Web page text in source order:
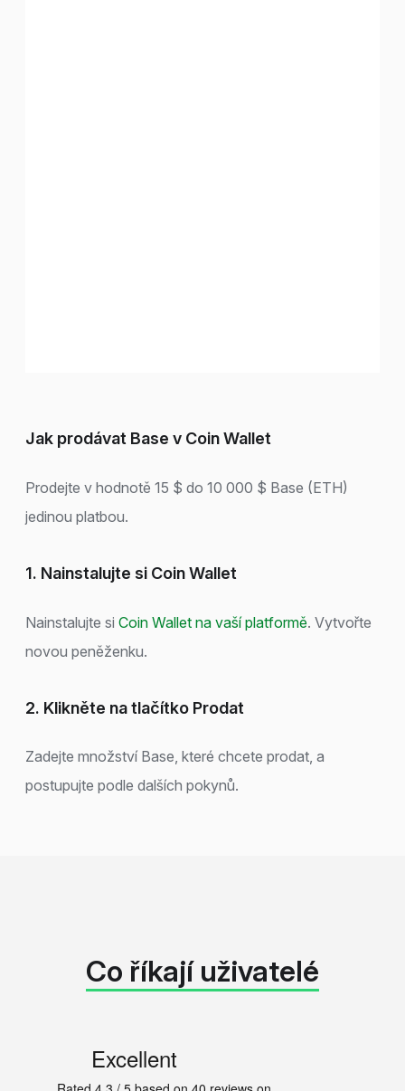
Jak prodávat Base v Coin Wallet
Prodejte v hodnotě 15 $ do 10 000 $ Base (ETH)
jedinou platbou.
1. Nainstalujte si Coin Wallet
Nainstalujte si Coin Wallet na vaší platformě. Vytvořte
novou peněženku.
2. Klikněte na tlačítko Prodat
Zadejte množství Base, které chcete prodat, a
postupujte podle dalších pokynů.
Co říkají uživatelé